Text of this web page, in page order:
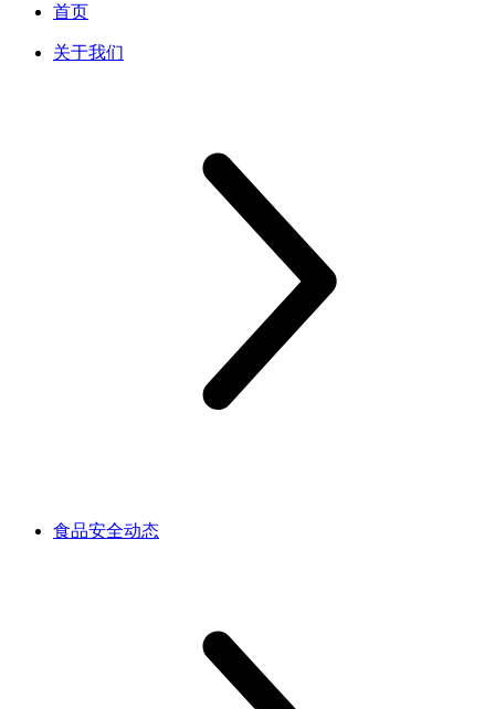
首页
关于我们
食品安全动态